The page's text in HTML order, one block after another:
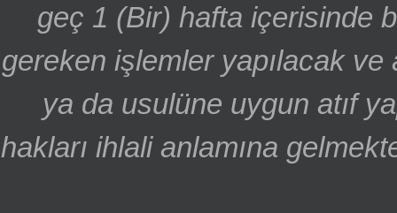
geç 1 (Bir) hafta içerisinde
gereken işlemler yapılacak ve
ya da usulüne uygun atıf
hakları ihlali anlamına